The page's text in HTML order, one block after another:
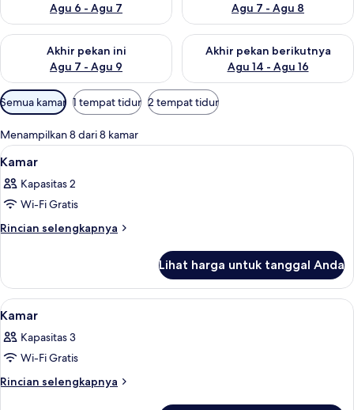
Agu 6 - Agu 7
Agu 7 - Agu 8
Akhir pekan ini
Agu 7 - Agu 9
Periksa ketersediaan untuk akhir pekan ini Agu 7 - Agu 9
Akhir pekan berikutnya
Agu 14 - Agu 16
Periksa ketersediaan untuk
Filter
tersedia
untuk
kamar
Semua kamar 1 tempat tidur 2 tempat tidur
Menampilkan 8 dari 8 kamar
Lihat
semua
foto
untuk
Kamar
Minibar, brankas, setrika/meja
7
Kamar
Kapasitas 2
Wi-Fi Gratis
Rincian selengkapnya
Rincian
Kamar
Lihat harga untuk tanggal Anda
Lihat
semua
foto
untuk
Kamar
Minibar, brankas, setrika/meja
7
Kamar
Kapasitas 3
Wi-Fi Gratis
Rincian selengkapnya
Rincian